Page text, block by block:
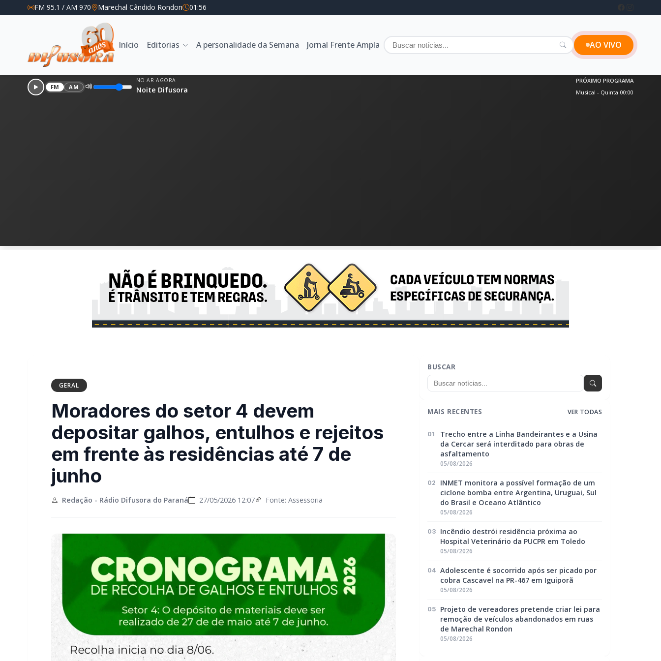
FM 95.1 / AM 970 Marechal Cândido Rondon 01:56
Início Editorias A personalidade da Semana Jornal Frente Ampla AO VIVO
FM AM
NO AR AGORA
Noite Difusora
PRÓXIMO PROGRAMA
Musical - Quinta 00:00
GERAL
Moradores do setor 4 devem
depositar galhos, entulhos e rejeitos
em frente às residências até 7 de
junho
Redação - Rádio Difusora do Paraná 27/05/2026 12:07 Fonte: Assessoria
BUSCAR
MAIS RECENTES VER TODAS
01
Trecho entre a Linha Bandeirantes e a Usina
da Cercar será interditado para obras de
asfaltamento
05/08/2026
02
INMET monitora a possível formação de um
ciclone bomba entre Argentina, Uruguai, Sul
do Brasil e Oceano Atlântico
05/08/2026
03
Incêndio destrói residência próxima ao
Hospital Veterinário da PUCPR em Toledo
05/08/2026
04 Adolescente é socorrido após ser picado por
cobra Cascavel na PR-467 em Iguiporã
05/08/2026
05
Projeto de vereadores pretende criar lei para
remoção de veículos abandonados em ruas
de Marechal Rondon
05/08/2026